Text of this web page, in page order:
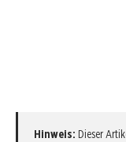
Hinweis: Dieser